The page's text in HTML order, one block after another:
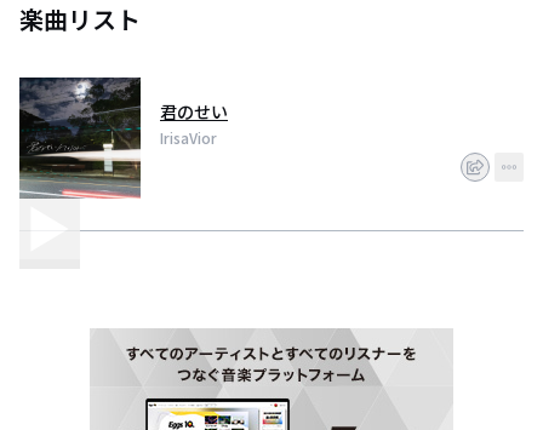
楽曲リスト
君のせい
IrisaVior